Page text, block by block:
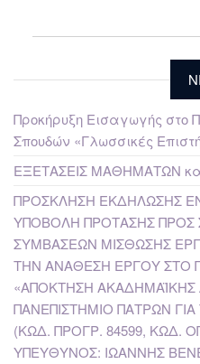
Προκήρυξη Εισαγωγής
Σπουδών «Γλωσσικές
ΕΞΕΤΑΣΕΙΣ ΜΑΘΗΜΑΤΩΝ
ΠΡΟΣΚΛΗΣΗ ΕΚΔΗΛΩΣΗΣ
ΥΠΟΒΟΛΗ ΠΡΟΤΑΣΗΣ ΠΡΟΣ
ΣΥΜΒΑΣΕΩΝ ΜΙΣΘΩΣΗΣ
ΤΗΝ ΑΝΑΘΕΣΗ ΕΡΓΟΥ ΣΤΟ
«ΑΠΟΚΤΗΣΗ ΑΚΑΔΗΜΑΪΚΗΣ
ΠΑΝΕΠΙΣΤΗΜΙΟ ΠΑΤΡΩΝ ΓΙΑ
(ΚΩΔ. ΠΡΟΓΡ. 84599, ΚΩΔ.
ΥΠΕΥΘΥΝΟΣ: ΙΩΑΝΝΗΣ